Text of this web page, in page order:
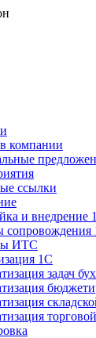
компании
ссылки
и внедрение
сопровождения
ИТС
1С
задач